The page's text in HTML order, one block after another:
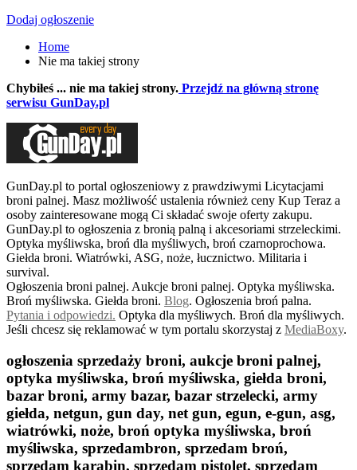
Dodaj ogłoszenie
Home
Nie ma takiej strony
Chybiłeś ... nie ma takiej strony. Przejdź na główną stronę
serwisu GunDay.pl
GunDay.pl to portal ogłoszeniowy z prawdziwymi Licytacjami
broni palnej. Masz możliwość ustalenia również ceny Kup Teraz a
osoby zainteresowane mogą Ci składać swoje oferty zakupu.
GunDay.pl to ogłoszenia z bronią palną i akcesoriami strzeleckimi.
Optyka myśliwska, broń dla myśliwych, broń czarnoprochowa.
Giełda broni. Wiatrówki, ASG, noże, łucznictwo. Militaria i
survival.
Ogłoszenia broni palnej. Aukcje broni palnej. Optyka myśliwska.
Broń myśliwska. Giełda broni. Blog. Ogłoszenia broń palna.
Pytania i odpowiedzi. Optyka dla myśliwych. Broń dla myśliwych.
Jeśli chcesz się reklamować w tym portalu skorzystaj z MediaBoxy.
ogłoszenia sprzedaży broni, aukcje broni palnej,
optyka myśliwska, broń myśliwska, giełda broni,
bazar broni, army bazar, bazar strzelecki, army
giełda, netgun, gun day, net gun, egun, e-gun, asg,
wiatrówki, noże, broń optyka myśliwska, broń
myśliwska, sprzedambron, sprzedam broń,
sprzedam karabin, sprzedam pistolet, sprzedam